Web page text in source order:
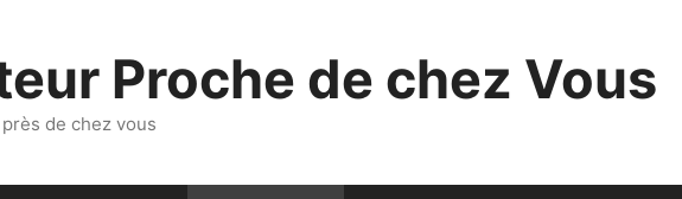
Proche de chez Vous
de chez vous